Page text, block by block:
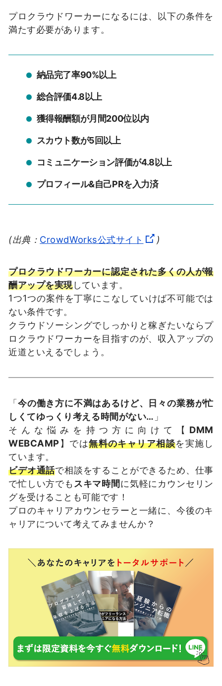
プロクラウドワーカーになるには、以下の条件を
満たす必要があります。
納品完了率90%以上
総合評価4.8以上
獲得報酬額が月間200位以内
スカウト数が5回以上
コミュニケーション評価が4.8以上
プロフィール&自己PRを入力済
(出典： CrowdWorks公式サイト )
プロクラウドワーカーに認定された多くの人が報
酬アップを実現しています。
1つ1つの案件を丁寧にこなしていけば不可能では
ない条件です。
クラウドソーシングでしっかりと稼ぎたいならプ
ロクラウドワーカーを目指すのが、収入アップの
近道といえるでしょう。
「今の働き方に不満はあるけど、日々の業務が忙
しくてゆっくり考える時間がない… 」
そんな悩みを持つ方に向けて【 DMM
WEBCAMP】では無料のキャリア相談を実施し
ています。
ビデオ通話で相談をすることができるため、仕事
で忙しい方でも スキマ時間に気軽にカウンセリン
グを受けることも可能です！
プロのキャリアカウンセラーと一緒に、今後のキ
ャリアについて考えてみませんか？